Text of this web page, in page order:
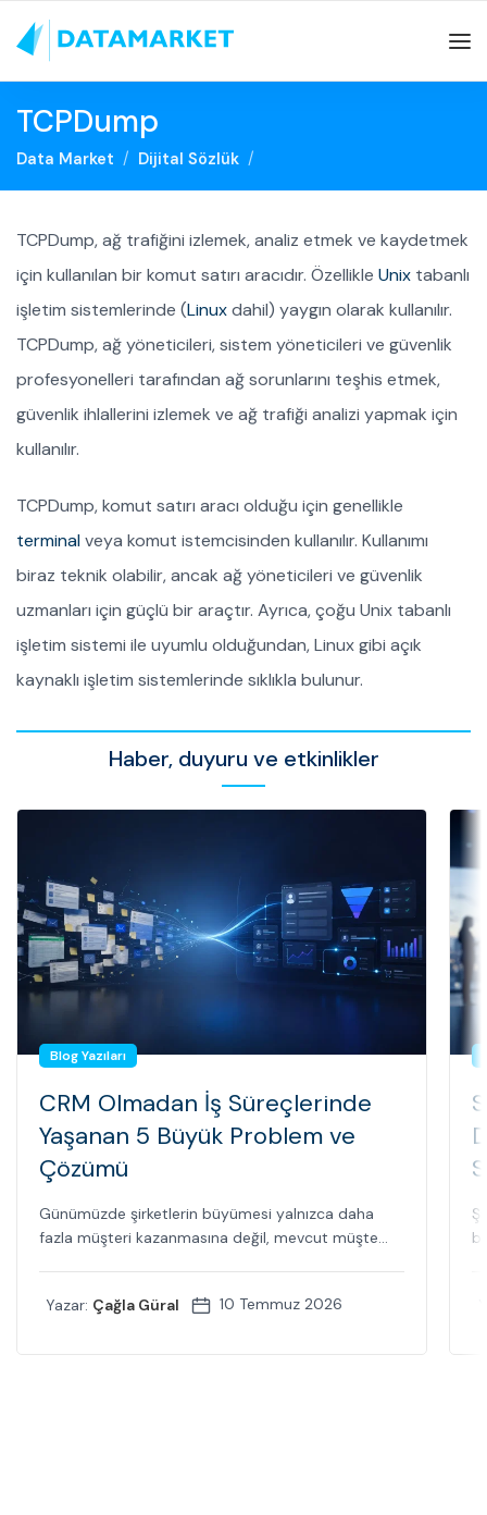
TCPDump
Data Market Dijital Sözlük
TCPDump, ağ trafiğini izlemek, analiz etmek ve kaydetmek
için kullanılan bir komut satırı aracıdır. Özellikle Unix tabanlı
işletim sistemlerinde (Linuxdahil) yaygın olarak kullanılır.
TCPDump, ağ yöneticileri, sistem yöneticileri ve güvenlik
profesyonelleri tarafından ağ sorunlarını teşhis etmek,
güvenlik ihlallerini izlemek ve ağ trafiği analizi yapmak için
kullanılır.
TCPDump, komut satırı aracı olduğu için genellikle
terminalveya komut istemcisinden kullanılır. Kullanımı
biraz teknik olabilir, ancak ağ yöneticileri ve güvenlik
uzmanları için güçlü bir araçtır. Ayrıca, çoğu Unix tabanlı
işletim sistemi ile uyumlu olduğundan, Linux gibi açık
kaynaklı işletim sistemlerinde sıklıkla bulunur.
Haber, duyuru ve etkinlikler
Blog Yazıları
CRM Olmadan İş Süreçlerinde
Yaşanan 5 Büyük Problem ve
Çözümü
Günümüzde şirketlerin büyümesi yalnızca daha
fazla müşteri kazanmasına değil, mevcut müşte...
Yazar: Çağla Güral 10 Temmuz 2026